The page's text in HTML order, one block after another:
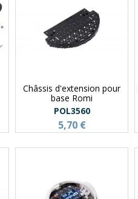
Châssis d'extension pour
base Romi
POL3560
5,70 €